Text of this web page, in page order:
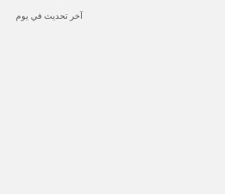
آخر تحديث في يوم